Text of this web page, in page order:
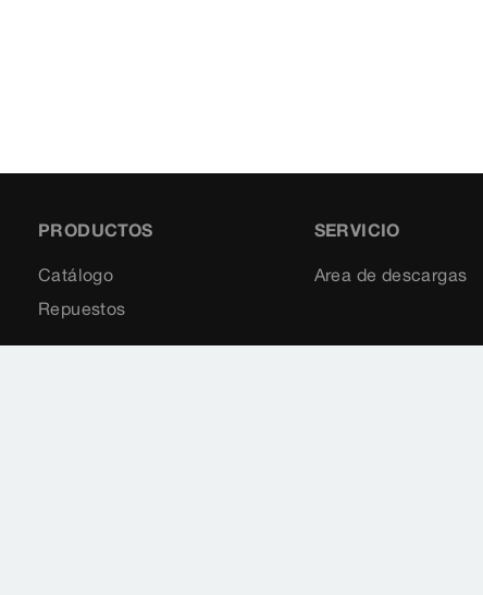
PRODUCTOS
Catálogo
Repuestos
SERVICIO
Area de descargas